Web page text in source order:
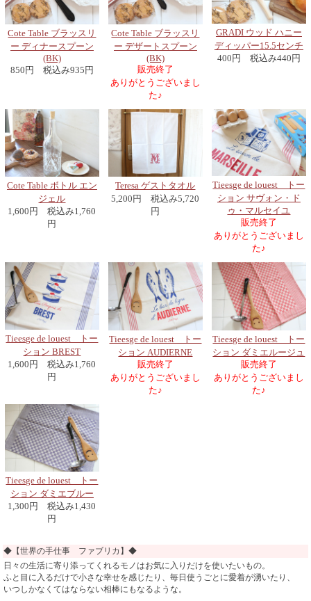
Cote Table ブラッスリ
ー ディナースプーン
(BK)
850円 税込み935円
Cote Table ブラッスリ
ー デザートスプーン
(BK)
販売終了
ありがとうございまし
た♪
GRADI ウッド ハニー
ディッパー15.5センチ
400円 税込み440円
Cote Table ボトル エン
ジェル
1,600円 税込み1,760
円
Teresa ゲストタオル
5,200円 税込み5,720
円
Tieesge de louest トー
ション サヴォン・ド
ゥ・マルセイユ
販売終了
ありがとうございまし
た♪
Tieesge de louest トー
ション BREST
1,600円 税込み1,760
円
Tieesge de louest トー
ション AUDIERNE
販売終了
ありがとうございまし
た♪
Tieesge de louest トー
ション ダミエルージュ
販売終了
ありがとうございまし
た♪
Tieesge de louest トー
ション ダミエブルー
1,300円 税込み1,430
円
◆【世界の手仕事 ファブリカ】◆
日々の生活に寄り添ってくれるモノはお気に入りだけを使いたいもの。
ふと目に入るだけで小さな幸せを感じたり、毎日使うごとに愛着が湧いたり、
いつしかなくてはならない相棒にもなるような。